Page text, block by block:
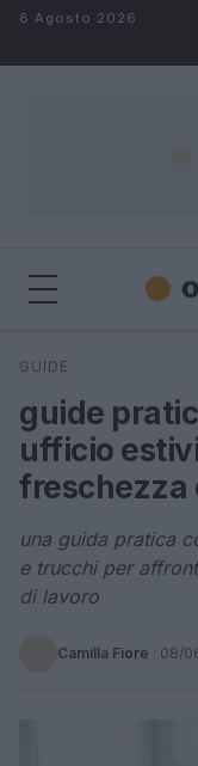
Salta al contenuto
8 Agosto 2026
Cerca
GUIDE
guide
ufficio
freschezza
una guida pratica
e trucchi per
di lavoro
Camilla Fiore · 08/